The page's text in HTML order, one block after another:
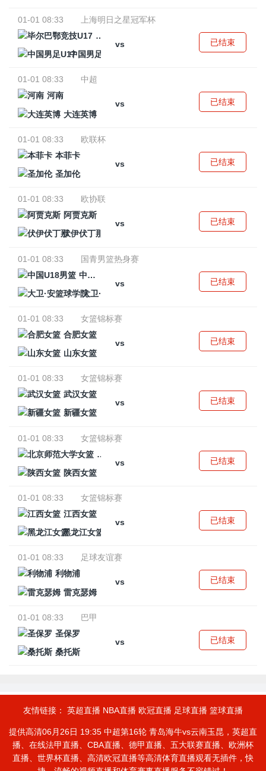
01-01 08:33
上海明日之星冠军杯
毕尔巴鄂竞技U17
vs
中国男足U17
已结束
01-01 08:33
中超
河南
vs
大连英博
已结束
01-01 08:33
欧联杯
本菲卡
vs
圣加伦
已结束
01-01 08:33
欧协联
阿贾克斯
vs
伏伊伏丁那
已结束
01-01 08:33
国青男篮热身赛
中国U18男篮
vs
大卫·安篮球学院
已结束
01-01 08:33
女篮锦标赛
合肥女篮
vs
山东女篮
已结束
01-01 08:33
女篮锦标赛
武汉女篮
vs
新疆女篮
已结束
01-01 08:33
女篮锦标赛
北京师范大学女篮
vs
陕西女篮
已结束
01-01 08:33
女篮锦标赛
江西女篮
vs
黑龙江女篮
已结束
01-01 08:33
足球友谊赛
利物浦
vs
雷克瑟姆
已结束
01-01 08:33
巴甲
圣保罗
vs
桑托斯
已结束
友情链接： 英超直播 NBA直播 欧冠直播 足球直播 篮球直播
提供高清06月26日 19:35 中超第16轮 青岛海牛vs云南玉昆，英超直
播、在线法甲直播、CBA直播、德甲直播、五大联赛直播、欧洲杯
直播、世界杯直播、高清欧冠直播等高清体育直播观看无插件，快